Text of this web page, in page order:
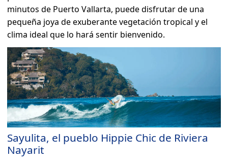
minutos de Puerto Vallarta, puede disfrutar de una
pequeña joya de exuberante vegetación tropical y el
clima ideal que lo hará sentir bienvenido.
Sayulita, el pueblo Hippie Chic de Riviera
Nayarit